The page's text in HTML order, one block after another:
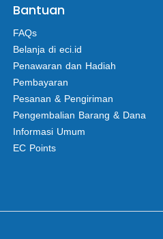
Bantuan
FAQs
Belanja di eci.id
Penawaran dan Hadiah
Pembayaran
Pesanan & Pengiriman
Pengembalian Barang & Dana
Informasi Umum
EC Points